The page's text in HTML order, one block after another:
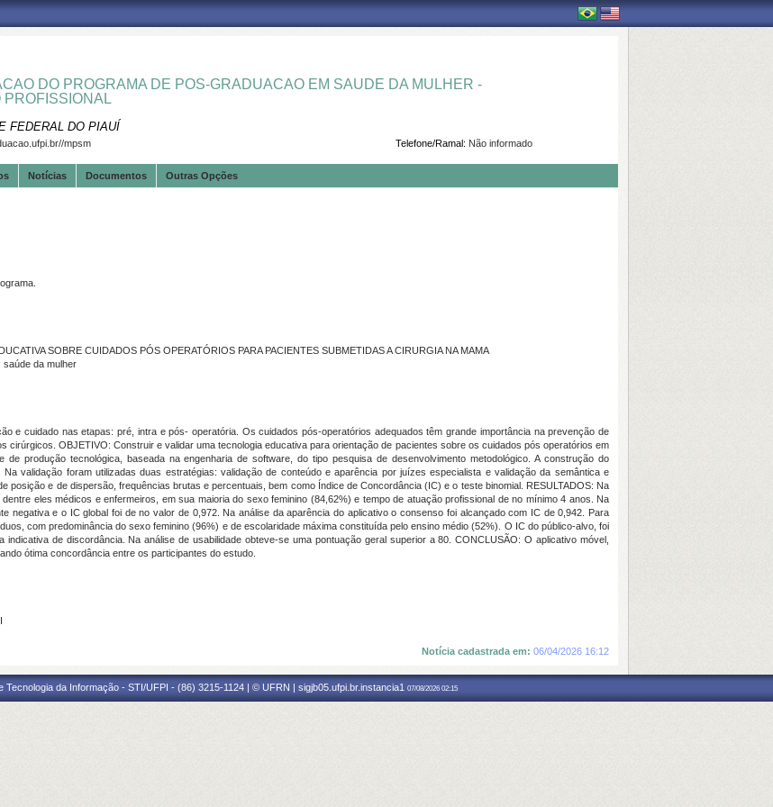
DO PROGRAMA DE POS-GRADUACAO EM SAUDE DA MULHER -
PROFISSIONAL
FEDERAL DO PIAUÍ
Telefone/Ramal: Não informado
mpsm
Notícias Documentos Outras Opções
SOBRE CUIDADOS PÓS OPERATÓRIOS PARA PACIENTES SUBMETIDAS A CIRURGIA NA MAMA
saúde da mulher
e cuidado nas etapas: pré, intra e pós- operatória. Os cuidados pós-operatórios adequados têm grande importância na prevenção de
cirúrgicos. OBJETIVO: Construir e validar uma tecnologia educativa para orientação de pacientes sobre os cuidados pós operatórios em
de produção tecnológica, baseada na engenharia de software, do tipo pesquisa de desenvolvimento metodológico. A construção do
validação foram utilizadas duas estratégias: validação de conteúdo e aparência por juízes especialista e validação da semântica e
posição e de dispersão, frequências brutas e percentuais, bem como Índice de Concordância (IC) e o teste binomial. RESULTADOS: Na
eles médicos e enfermeiros, em sua maioria do sexo feminino (84,62%) e tempo de atuação profissional de no mínimo 4 anos. Na
negativa e o IC global foi de no valor de 0,972. Na análise da aparência do aplicativo o consenso foi alcançado com IC de 0,942. Para
com predominância do sexo feminino (96%) e de escolaridade máxima constituída pelo ensino médio (52%). O IC do público-alvo, foi
de discordância. Na análise de usabilidade obteve-se uma pontuação geral superior a 80. CONCLUSÃO: O aplicativo móvel,
ótima concordância entre os participantes do estudo.
Notícia cadastrada em: 06/04/2026 16:12
Tecnologia da Informação - STI/UFPI - (86) 3215-1124 | © UFRN | sigjb05.ufpi.br.instancia1 07/08/2026 02:15